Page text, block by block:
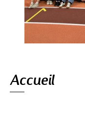
Accueil